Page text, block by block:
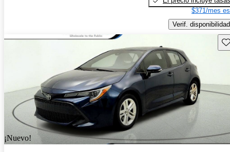
$371/mes
Verif. disponibilidad
¡Nuevo!